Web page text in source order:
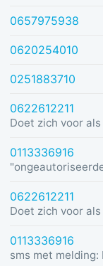
0657975938
0620254010
0251883710
0622612211
0113336916
0622612211
0113336916